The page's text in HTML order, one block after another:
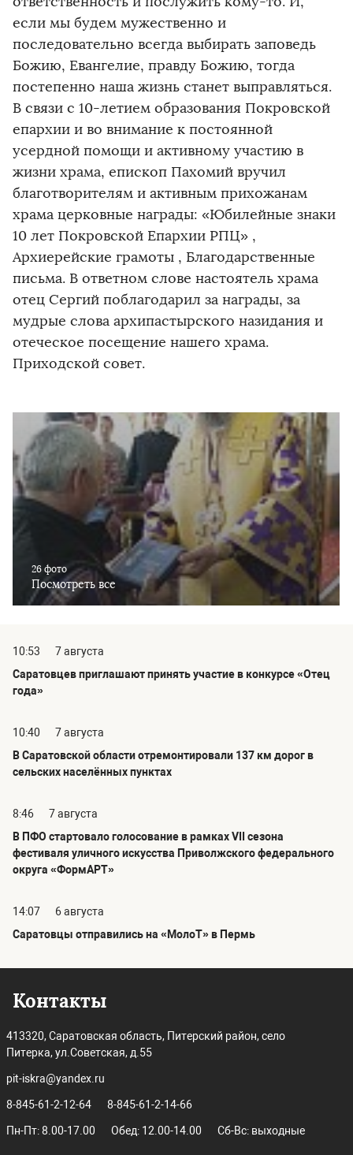
если мы будем мужественно и
последовательно всегда выбирать заповедь
Божию, Евангелие, правду Божию, тогда
постепенно наша жизнь станет выправляться.
В связи с 10-летием образования Покровской
епархии и во внимание к постоянной
усердной помощи и активному участию в
жизни храма, епископ Пахомий вручил
благотворителям и активным прихожанам
храма церковные награды: «Юбилейные знаки
10 лет Покровской Епархии РПЦ» ,
Архиерейские грамоты , Благодарственные
письма. В ответном слове настоятель храма
отец Сергий поблагодарил за награды, за
мудрые слова архипастырского назидания и
отеческое посещение нашего храма.
Приходской совет.
26 фото
Посмотреть все
10:53
7 августа
Саратовцев приглашают принять участие в конкурсе «Отец
года»
10:40
7 августа
В Саратовской области отремонтировали 137 км дорог в
сельских населённых пунктах
8:46
7 августа
В ПФО стартовало голосование в рамках VII сезона
фестиваля уличного искусства Приволжского федерального
округа «ФормАРТ»
14:07
6 августа
Саратовцы отправились на «МолоТ» в Пермь
Контакты
413320, Саратовская область, Питерский район, село
Питерка, ул.Советская, д.55
pit-iskra@yandex.ru
8-845-61-2-12-64 8-845-61-2-14-66
Пн-Пт: 8.00-17.00 Обед: 12.00-14.00 Сб-Вс: выходные